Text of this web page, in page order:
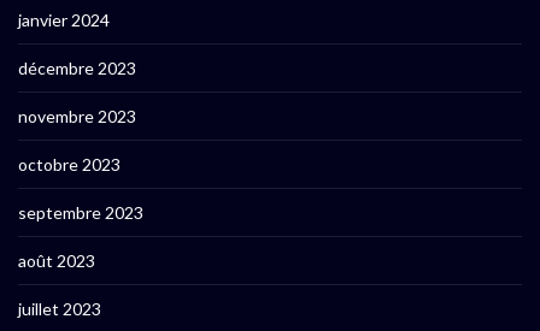
janvier 2024
décembre 2023
novembre 2023
octobre 2023
septembre 2023
août 2023
juillet 2023